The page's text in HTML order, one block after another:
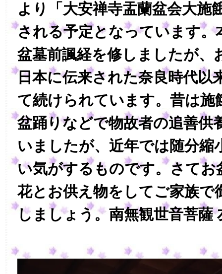
より「大安禅寺盂蘭盆会大施
される予定となっています。
盆墓前諷経を修しましたが、
日本に伝来された奈良時代以
て続けられています。昔は施
盆踊りなどで物故者の追善供
いましたが、近年では随分縮
い気がするものです。さてお
花とお供え物をしてご家族で
しましょう。南無観世音菩薩